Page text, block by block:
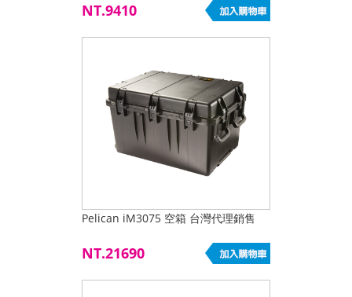
來電特惠
NT.9410
Pelican iM3075 空箱 台灣代理銷售
NT.21690